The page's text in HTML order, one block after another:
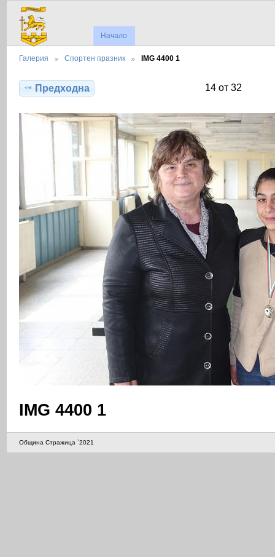
Начало
Галерия Спортен празник IMG 4400 1
Предходна 14 от 32
IMG 4400 1
Община Стражица `2021